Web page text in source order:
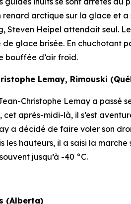
arctique sur la glace et
Steven Heipel attendait seul.
glace brisée. En chuchotant
bouffée d’air froid.
Lemay, Rimouski
Christophe Lemay a passé
après-midi-là, il s’est
a décidé de faire voler son
hauteurs, il a saisi la
jusqu’à -40 °C.
(Alberta)